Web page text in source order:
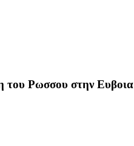
του Ρωσσου στην Ευβοια